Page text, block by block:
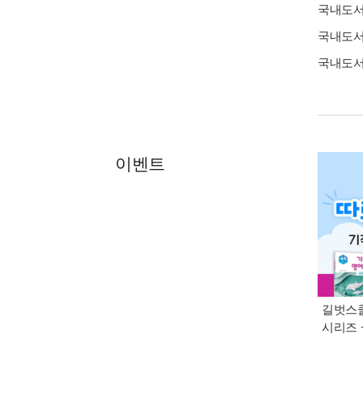
국내도
국내도
국내도
이벤트
길벗스
시리즈